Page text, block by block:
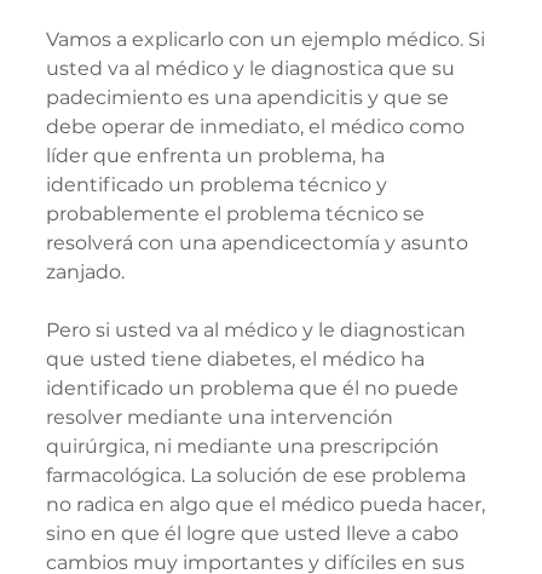
Vamos a explicarlo con un ejemplo médico. Si
usted va al médico y le diagnostica que su
padecimiento es una apendicitis y que se
debe operar de inmediato, el médico como
líder que enfrenta un problema, ha
identificado un problema técnico y
probablemente el problema técnico se
resolverá con una apendicectomía y asunto
zanjado.
Pero si usted va al médico y le diagnostican
que usted tiene diabetes, el médico ha
identificado un problema que él no puede
resolver mediante una intervención
quirúrgica, ni mediante una prescripción
farmacológica. La solución de ese problema
no radica en algo que el médico pueda hacer,
sino en que él logre que usted lleve a cabo
cambios muy importantes y difíciles en sus